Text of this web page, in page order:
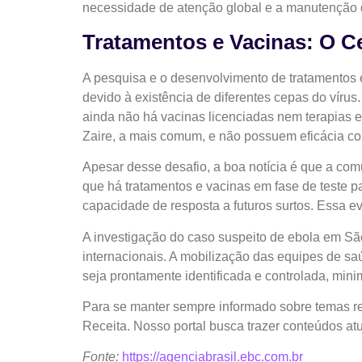
necessidade de atenção global e a
Tratamentos e Vacinas: O
A pesquisa e o desenvolvimento de
devido à existência de diferentes cepas do
ainda não há vacinas licenciadas nem terapias
Zaire, a mais comum, e não possuem eficácia
Apesar desse desafio, a boa notícia é que a
que há tratamentos e vacinas em fase de teste
capacidade de resposta a futuros surtos. Essa
A investigação do caso suspeito de ebola em
internacionais. A mobilização das equipes de
seja prontamente identificada e controlada,
Para se manter sempre informado sobre temas
Receita. Nosso portal busca trazer conteúdos
Fonte: https://agenciabrasil.ebc.com.br